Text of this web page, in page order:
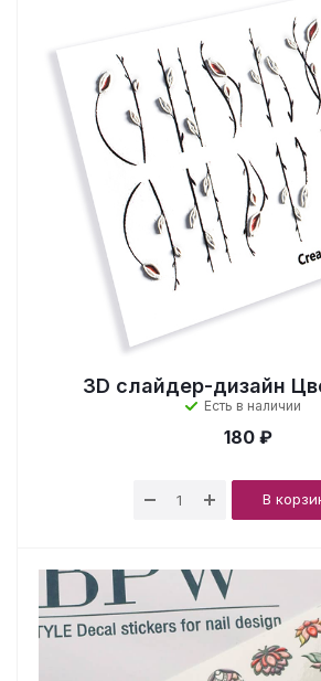
3D cлайдер-дизайн
Есть в наличии
180 ₽
В